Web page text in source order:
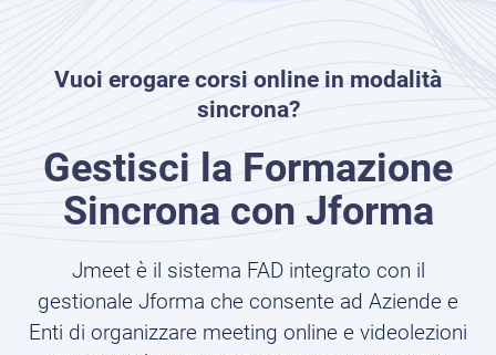
Vuoi erogare corsi online in modalità
sincrona?
Gestisci la Formazione
Sincrona con Jforma
Jmeet è il sistema FAD integrato con il
gestionale Jforma che consente ad Aziende e
Enti di organizzare meeting online e videolezioni